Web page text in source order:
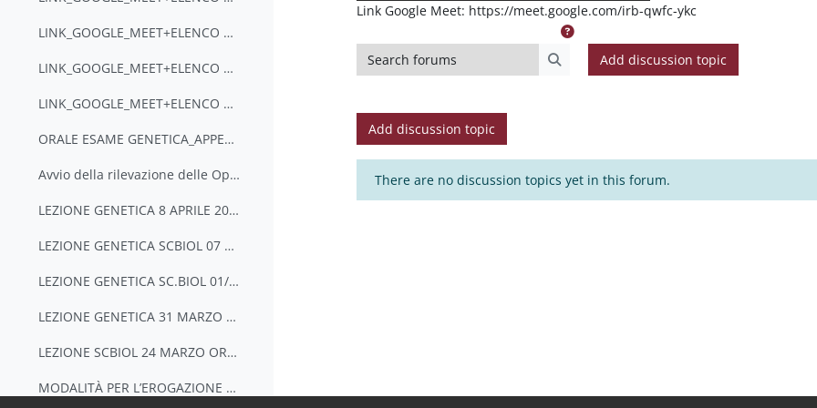
LINK_GOOGLE_MEET+ELENCO PARTECIPANTI_TUTORAGGIO (GRUPPO B) 21/05/2020 ore 17:15-19:15
LINK_GOOGLE_MEET+ELENCO PARTECIPANTI_TUTORAGGIO (GRUPPO C) 22/05/2020 ore 9:00-11:00
LINK_GOOGLE_MEET+ELENCO PARTECIPANTI_TUTORAGGIO (GRUPPO D) 22/05/2020 ore 11:15-13:15
ORALE ESAME GENETICA_APPELLO DEL 14 MAGGIO_2020: LINK GOOGLE MEET
Avvio della rilevazione delle Opinioni Studenti [OPIS] per gli insegnamenti del II semestre aa 2019-2020. CODICE CORSO W88PNCY5
LEZIONE GENETICA 8 APRILE 2020 SC BIOLO_LINK GOOGLE MEET
LEZIONE GENETICA SCBIOL 07 APRILE 2020_LINK GOOGLE MEET
LEZIONE GENETICA SC.BIOL 01/04/2020 link Google Meet
LEZIONE GENETICA 31 MARZO 2020 SC.BIOL LINK GOOGLE MEET
LEZIONE SCBIOL 24 MARZO ORE 11_LINK GOOGLE MEET
MODALITÀ PER L’EROGAZIONE DI DIDATTICA A DISTANZA_CENCI
Link Google Meet: https://meet.google.com/irb-qwfc-ykc
Search forums
Search forums
Add discussion topic
Add discussion topic
There are no discussion topics yet in this forum.